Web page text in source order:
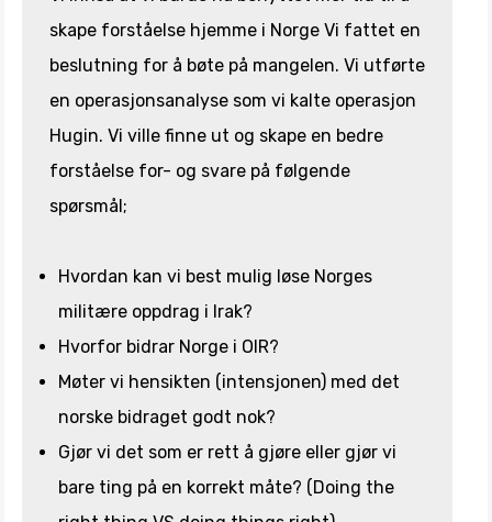
skape forståelse hjemme i Norge Vi fattet en
beslutning for å bøte på mangelen. Vi utførte
en operasjonsanalyse som vi kalte operasjon
Hugin. Vi ville finne ut og skape en bedre
forståelse for- og svare på følgende
spørsmål;
Hvordan kan vi best mulig løse Norges
militære oppdrag i Irak?
Hvorfor bidrar Norge i OIR?
Møter vi hensikten (intensjonen) med det
norske bidraget godt nok?
Gjør vi det som er rett å gjøre eller gjør vi
bare ting på en korrekt måte? (Doing the